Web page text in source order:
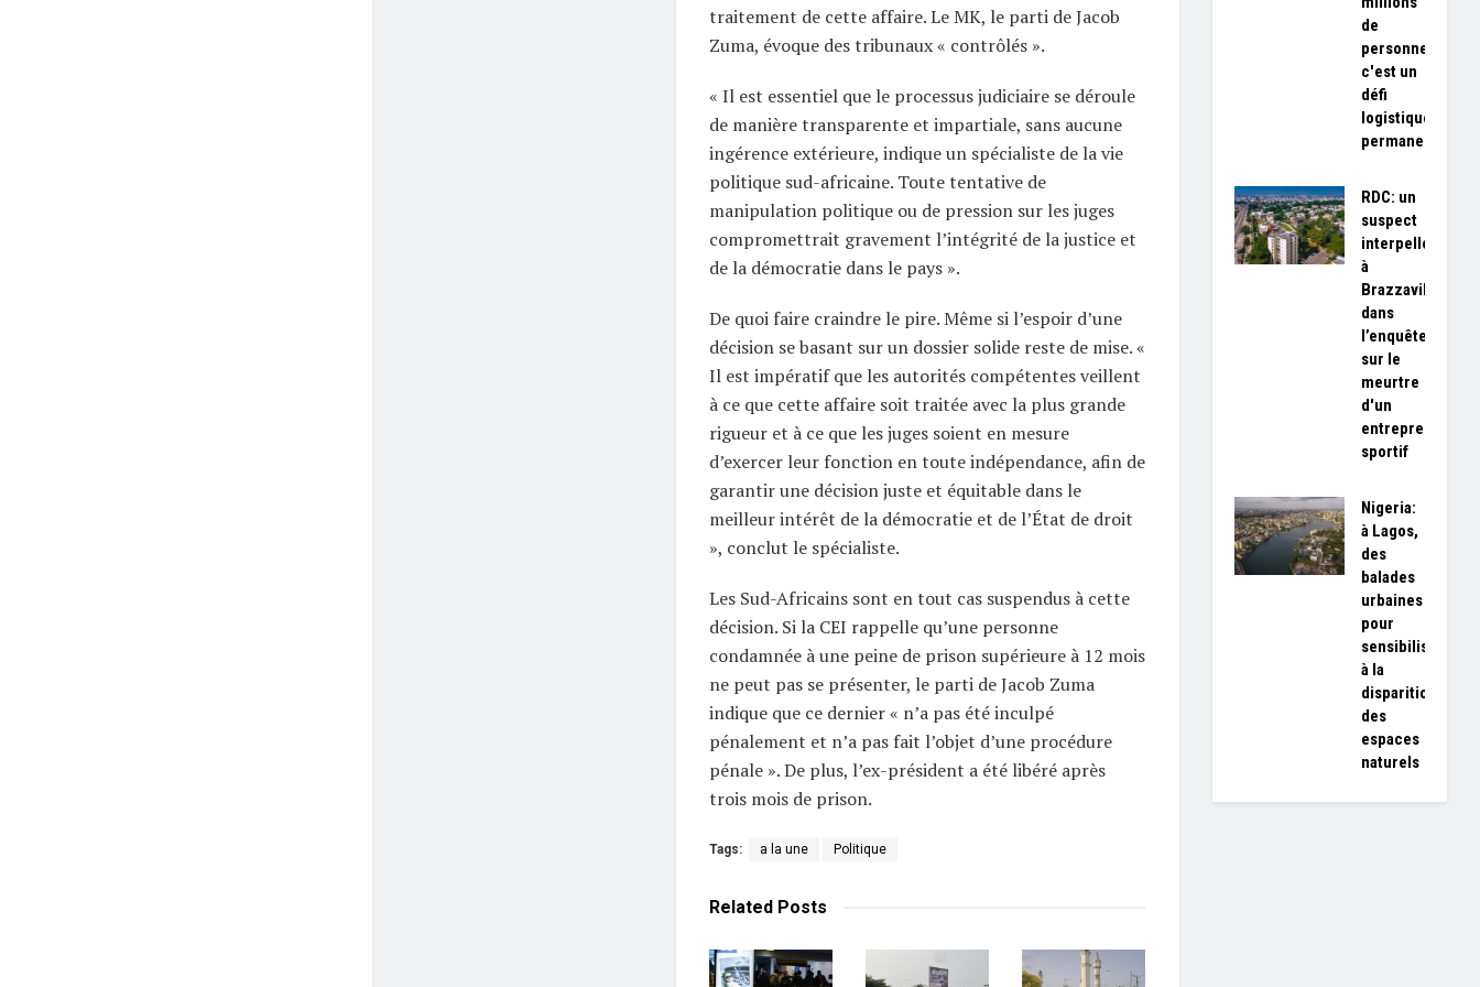
traitement de cette affaire. Le MK, le parti de Jacob
Zuma, évoque des tribunaux « contrôlés ».
« Il est essentiel que le processus judiciaire se déroule
de manière transparente et impartiale, sans aucune
ingérence extérieure, indique un spécialiste de la vie
politique sud-africaine. Toute tentative de
manipulation politique ou de pression sur les juges
compromettrait gravement l’intégrité de la justice et
de la démocratie dans le pays ».
De quoi faire craindre le pire. Même si l’espoir d’une
décision se basant sur un dossier solide reste de mise. «
Il est impératif que les autorités compétentes veillent
à ce que cette affaire soit traitée avec la plus grande
rigueur et à ce que les juges soient en mesure
d’exercer leur fonction en toute indépendance, afin de
garantir une décision juste et équitable dans le
meilleur intérêt de la démocratie et de l’État de droit
», conclut le spécialiste.
Les Sud-Africains sont en tout cas suspendus à cette
décision. Si la CEI rappelle qu’une personne
condamnée à une peine de prison supérieure à 12 mois
ne peut pas se présenter, le parti de Jacob Zuma
indique que ce dernier « n’a pas été inculpé
pénalement et n’a pas fait l’objet d’une procédure
pénale ». De plus, l’ex-président a été libéré après
trois mois de prison.
Tags: a la une Politique
Related Posts
de
personnes,
c'est un
défi
logistique
permanent»
RDC: un
suspect
interpellé
à
Brazzaville
dans
l’enquête
sur le
meurtre
d'un
entrepreneur
sportif
Nigeria:
à Lagos,
des
balades
urbaines
pour
sensibiliser
à la
disparition
des
espaces
naturels